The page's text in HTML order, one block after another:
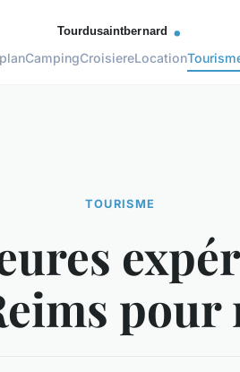
CampingCroisiereLocation
TOURISME